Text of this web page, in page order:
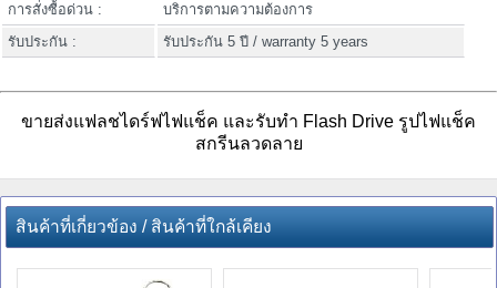
การสั่งซื้อด่วน :
บริการตามความต้องการ
รับประกัน :
รับประกัน 5 ปี / warranty 5 years
ขายส่งแฟลชไดร์ฟไฟแช็ค และรับทำ Flash Drive รูปไฟแช็ค
สกรีนลวดลาย
สินค้าที่เกี่ยวข้อง / สินค้าที่ใกล้เคียง